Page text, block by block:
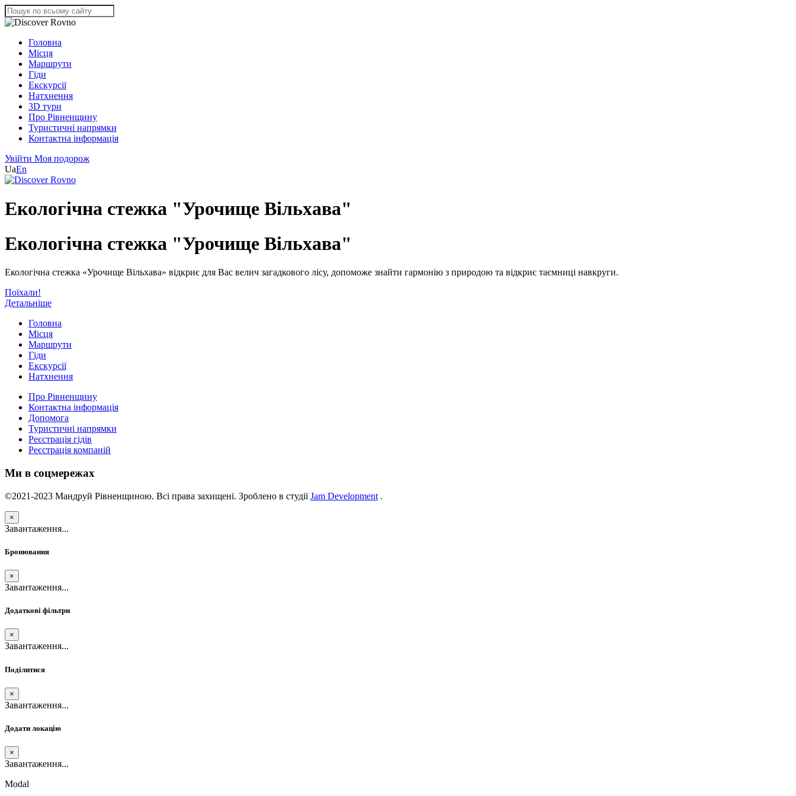
Головна
Місця
Маршрути
Гіди
Екскурсії
Натхнення
3D тури
Про Рівненщину
Туристичні напрямки
Контактна інформація
Увійти Моя подорож
UaEn
Екологічна стежка "Урочище Вільхава"
Екологічна стежка "Урочище Вільхава"
Екологічна стежка «Урочище Вільхава» відкриє для Вас велич загадкового лісу, допоможе знайти гармонію з природою та відкриє таємниці навкруги.
Поїхали!
Детальніше
Головна
Місця
Маршрути
Гіди
Екскурсії
Натхнення
Про Рівненщину
Контактна інформація
Допомога
Туристичні напрямки
Реєстрація гідів
Реєстрація компаній
Ми в соцмережах
©2021-2023 Мандруй Рівненщиною. Всі права захищені. Зроблено в студіїJam Development .
×
Завантаження...
Бронювання
×
Завантаження...
Додаткові фільтри
×
Завантаження...
Поділитися
×
Завантаження...
Додати локацію
×
Завантаження...
Modal